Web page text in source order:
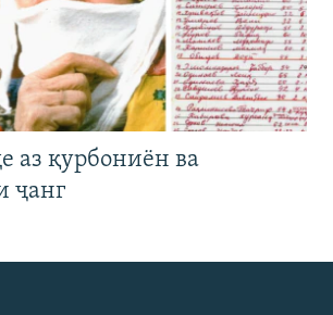
аз қурбониён ва
ҷанг